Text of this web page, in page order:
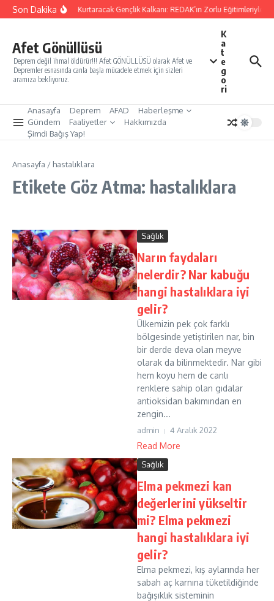
İçeriğe atla
Son DakikaYarınları Kurtaracak Gençlik Kalkanı: REDAK’ın Zorlu Eğitimleriyle
Afet Gönüllüsü
Deprem değil ihmal öldürür!!! Afet GÖNÜLLÜSÜ olarak Afet ve
Depremler esnasında canla başla mücadele etmek için sizleri
aramıza bekliyoruz.
K
a
t
e
g
o
ri
Anasayfa Deprem AFAD
Haberleşme
Gündem
Faaliyetler
Hakkımızda
Şimdi Bağış Yap!
Anasayfa / hastalıklara
Etikete Göz Atma: hastalıklara
Sağlık
Narın faydaları
nelerdir? Nar kabuğu
hangi hastalıklara iyi
gelir?
Ülkemizin pek çok farklı
bölgesinde yetiştirilen nar, bin
bir derde deva olan meyve
olarak da bilinmektedir. Nar gibi
hem koyu hem de canlı
renklere sahip olan gıdalar
antioksidan bakımından en
zengin...
admin 4 Aralık 2022
Read More
Sağlık
Elma pekmezi kan
değerlerini yükseltir
mi? Elma pekmezi
hangi hastalıklara iyi
gelir?
Elma pekmezi, kış aylarında her
sabah aç karnına tüketildiğinde
bağışıklık sisteminin